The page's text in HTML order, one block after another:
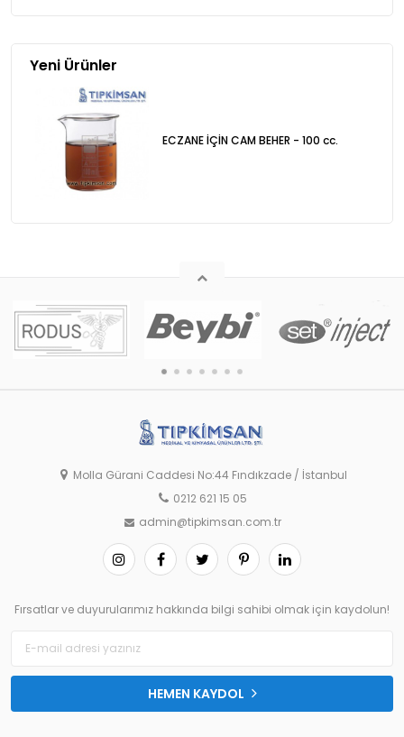
Yeni Ürünler
ECZANE İÇİN CAM BEHER - 100 cc.
Molla Gürani Caddesi No:44 Fındıkzade / İstanbul
0212 621 15 05
admin@tipkimsan.com.tr
Fırsatlar ve duyurularımız hakkında bilgi sahibi olmak için kaydolun!
HEMEN KAYDOL